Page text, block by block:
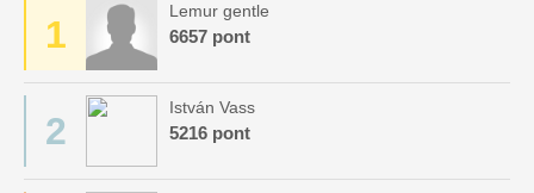
1
Lemur gentle
6657 pont
2
István Vass
5216 pont